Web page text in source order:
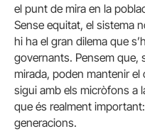
el punt de mira en la
Sense equitat, el sistema
hi ha el gran dilema que
governants. Pensem que,
mirada, poden mantenir
sigui amb els micròfons a
que és realment
generacions.